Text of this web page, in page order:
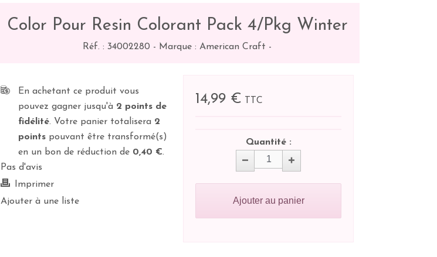
Color Pour Resin Colorant Pack 4/Pkg Winter
Réf. : 34002280 - Marque : American Craft -
En achetant ce produit vous
pouvez gagner jusqu'à 2 points de
fidélité. Votre panier totalisera 2
points pouvant être transformé(s)
en un bon de réduction de 0,40 €.
Pas d'avis
Imprimer
Ajouter à une liste
14,99 € TTC
Quantité :
Ajouter au panier